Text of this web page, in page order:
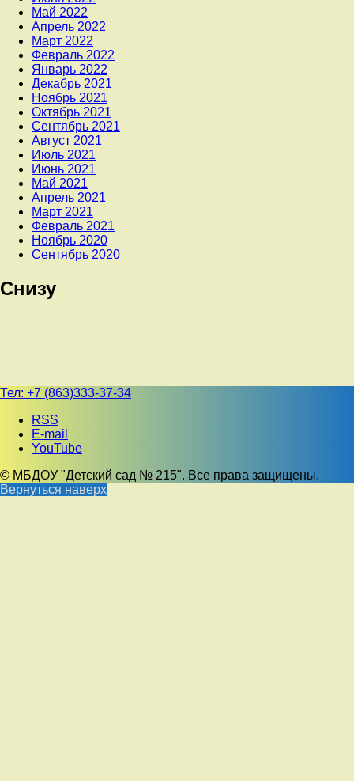
Май 2022
Апрель 2022
Март 2022
Февраль 2022
Январь 2022
Декабрь 2021
Ноябрь 2021
Октябрь 2021
Сентябрь 2021
Август 2021
Июль 2021
Июнь 2021
Май 2021
Апрель 2021
Март 2021
Февраль 2021
Ноябрь 2020
Сентябрь 2020
Снизу
Тел: +7 (863)333-37-34
RSS
E-mail
YouTube
© МБДОУ "Детский сад № 215". Все права защищены.
Вернуться наверх